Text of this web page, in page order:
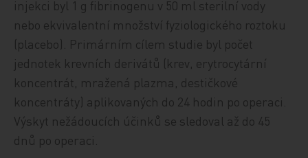
injekci byl 1 g fibrinogenu v 50 ml sterilní vody
nebo ekvivalentní množství fyziologického roztoku
(placebo). Primárním cílem studie byl počet
jednotek krevních derivátů (krev, erytrocytární
koncentrát, mražená plazma, destičkové
koncentráty) aplikovaných do 24 hodin po operaci.
Výskyt nežádoucích účinků se sledoval až do 45
dnů po operaci.